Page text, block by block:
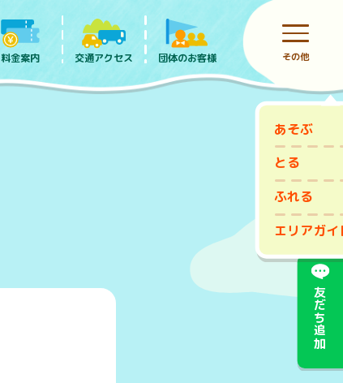
あそぶ
とる
ふれる
エリアガイ
料金案内 交通アクセス 団体のお客様 その他
前売りチケット
友だち追加